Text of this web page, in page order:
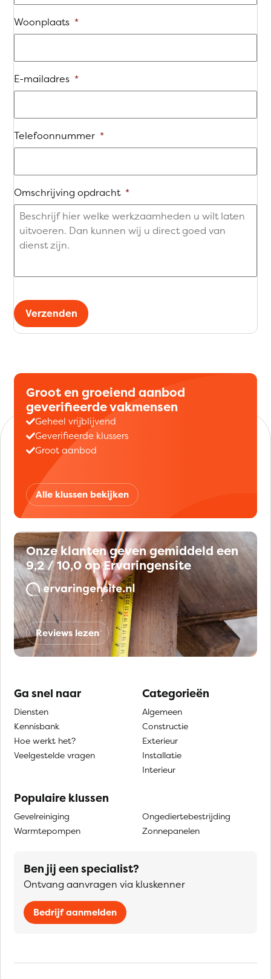
Woonplaats *
E-mailadres *
Telefoonnummer *
Omschrijving opdracht *
Verzenden
Groot en groeiend aanbod
geverifieerde vakmensen
Geheel vrijblijvend
Geverifieerde klussers
Groot aanbod
Alle klussen bekijken
Onze klanten geven gemiddeld een
9,2 / 10,0 op Ervaringensite
Reviews lezen
Ga snel naar
Diensten
Kennisbank
Hoe werkt het?
Veelgestelde vragen
Categorieën
Algemeen
Constructie
Exterieur
Installatie
Interieur
Populaire klussen
Gevelreiniging
Warmtepompen
Ongediertebestrijding
Zonnepanelen
Ben jij een specialist?
Ontvang aanvragen via kluskenner
Bedrijf aanmelden